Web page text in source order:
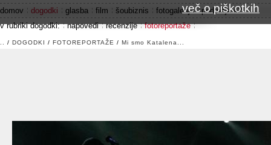
domov dogodki glasba film šoubiznis fotogalerije
področje 42
v rubriki dogodki:
napovedi recenzije fotoreportaže
/ DOGODKI / FOTOREPORTAŽE / Mi smo Katalena...
več o piškotkih